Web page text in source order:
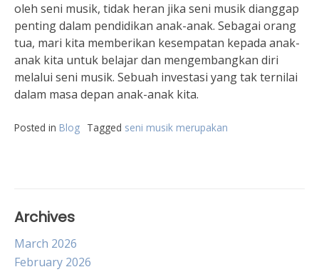
oleh seni musik, tidak heran jika seni musik dianggap
penting dalam pendidikan anak-anak. Sebagai orang
tua, mari kita memberikan kesempatan kepada anak-
anak kita untuk belajar dan mengembangkan diri
melalui seni musik. Sebuah investasi yang tak ternilai
dalam masa depan anak-anak kita.
Posted in Blog Tagged seni musik merupakan
Archives
March 2026
February 2026